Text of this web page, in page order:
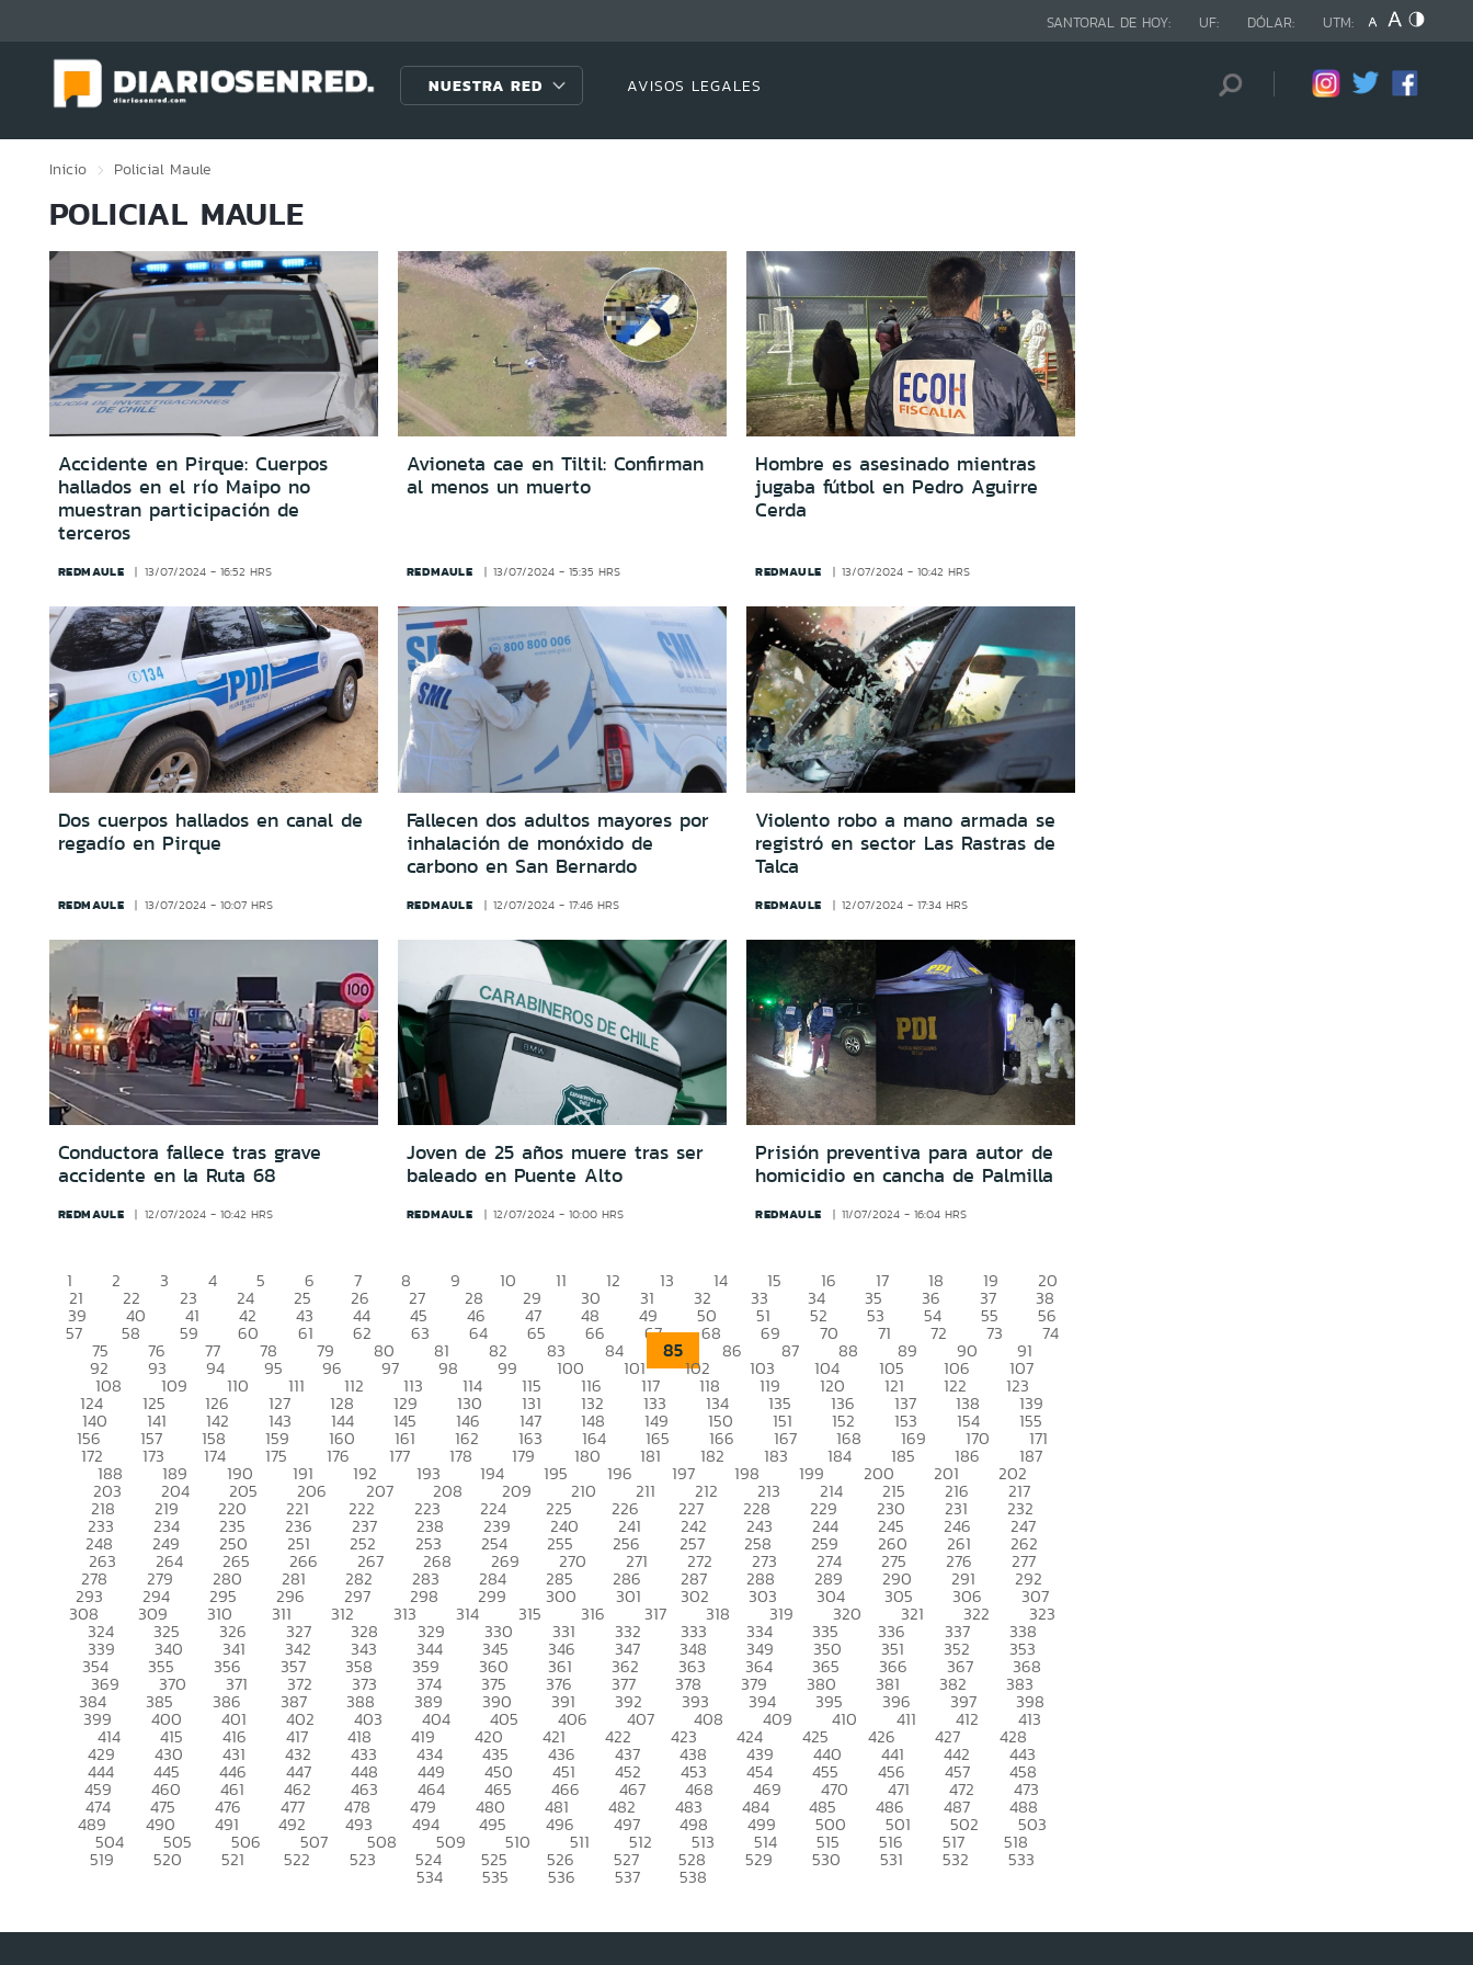
SANTORAL DE HOY: UF: DÓLAR: UTM:
NUESTRA RED AVISOS LEGALES
Inicio Policial Maule
POLICIAL MAULE
Accidente en Pirque: Cuerpos
hallados en el río Maipo no
muestran participación de
terceros
REDMAULE 13/07/2024 - 16:52 HRS
Avioneta cae en Tiltil: Confirman
al menos un muerto
REDMAULE 13/07/2024 - 15:35 HRS
Hombre es asesinado mientras
jugaba fútbol en Pedro Aguirre
Cerda
REDMAULE 13/07/2024 - 10:42 HRS
Dos cuerpos hallados en canal de
regadío en Pirque
REDMAULE 13/07/2024 - 10:07 HRS
Fallecen dos adultos mayores por
inhalación de monóxido de
carbono en San Bernardo
REDMAULE 12/07/2024 - 17:46 HRS
Violento robo a mano armada se
registró en sector Las Rastras de
Talca
REDMAULE 12/07/2024 - 17:34 HRS
Conductora fallece tras grave
accidente en la Ruta 68
REDMAULE 12/07/2024 - 10:42 HRS
Joven de 25 años muere tras ser
baleado en Puente Alto
REDMAULE 12/07/2024 - 10:00 HRS
Prisión preventiva para autor de
homicidio en cancha de Palmilla
REDMAULE 11/07/2024 - 16:04 HRS
1 2 3 4 5 6 7 8 9 10 11 12 13 14 15 16 17 18 19 20
21 22 23 24 25 26 27 28 29 30 31 32 33 34 35 36 37 38
39 40 41 42 43 44 45 46 47 48 49 50 51 52 53 54 55 56
57 58 59 60 61 62 63 64 65 66 67 68 69 70 71 72 73 74
75 76 77 78 79 80 81 82 83 84 85 86 87 88 89 90 91
92 93 94 95 96 97 98 99 100 101 102 103 104 105 106 107
108 109 110 111 112 113 114 115 116 117 118 119 120 121 122 123
124 125 126 127 128 129 130 131 132 133 134 135 136 137 138 139
140 141 142 143 144 145 146 147 148 149 150 151 152 153 154 155
156 157 158 159 160 161 162 163 164 165 166 167 168 169 170 171
172 173 174 175 176 177 178 179 180 181 182 183 184 185 186 187
188 189 190 191 192 193 194 195 196 197 198 199 200 201 202
203 204 205 206 207 208 209 210 211 212 213 214 215 216 217
218 219 220 221 222 223 224 225 226 227 228 229 230 231 232
233 234 235 236 237 238 239 240 241 242 243 244 245 246 247
248 249 250 251 252 253 254 255 256 257 258 259 260 261 262
263 264 265 266 267 268 269 270 271 272 273 274 275 276 277
278 279 280 281 282 283 284 285 286 287 288 289 290 291 292
293 294 295 296 297 298 299 300 301 302 303 304 305 306 307
308 309 310 311 312 313 314 315 316 317 318 319 320 321 322 323
324 325 326 327 328 329 330 331 332 333 334 335 336 337 338
339 340 341 342 343 344 345 346 347 348 349 350 351 352 353
354 355 356 357 358 359 360 361 362 363 364 365 366 367 368
369 370 371 372 373 374 375 376 377 378 379 380 381 382 383
384 385 386 387 388 389 390 391 392 393 394 395 396 397 398
399 400 401 402 403 404 405 406 407 408 409 410 411 412 413
414 415 416 417 418 419 420 421 422 423 424 425 426 427 428
429 430 431 432 433 434 435 436 437 438 439 440 441 442 443
444 445 446 447 448 449 450 451 452 453 454 455 456 457 458
459 460 461 462 463 464 465 466 467 468 469 470 471 472 473
474 475 476 477 478 479 480 481 482 483 484 485 486 487 488
489 490 491 492 493 494 495 496 497 498 499 500 501 502 503
504 505 506 507 508 509 510 511 512 513 514 515 516 517 518
519 520 521 522 523 524 525 526 527 528 529 530 531 532 533
534 535 536 537 538